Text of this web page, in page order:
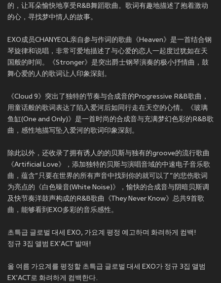
的，让耳朵愉快地享受R&B舞蹈歌曲。歌词有趣地描述了抱着激动
的心，寻找梦中情人的故事。
EXO成员CHANYEOL亲自参与作词的歌曲《Heaven》是一首结合钢
琴旋律和说唱，非常可爱地描述了与心爱的恋人一起度过犹如在天
国般的时间。《Stronger》是突出爵士钢琴演奏的极小抒情曲，鼓
舞心爱的人的歌词让人印象深刻。
《Cloud 9》突出了独特的节奏与合成音的Progressive R&B歌曲，
用童话般的歌词表达了陷入爱河后如同行走在天空的心情。《玻璃
鱼缸(One and Only)》是一首时尚的合成音与充满梦幻色彩的R&B歌
曲，感性地描写坠入爱河的歌词印象深刻。
除此以外，还收录了拥有诱人的的贝斯与独有的groove的流行歌曲
《Artificial Love》，添加独特的贝斯与演唱音域的中速电子音乐歌
曲，蕴含“只要在世界的所有声音中找到你的就可以了”的悲伤歌词
为亮点的《白色噪音(White Noise)》，愉快的合成音与阴暗贝斯调
及快节奏洋鼓声构成的R&B歌曲《They Never Know》总共9首歌
曲，能够看到EXO多彩的音乐感性。
초특급 글로벌 대세 EXO, 가요계 평정 예고하며 화려하게 컴백!
정규 3집 앨범 EX’ACT 발매!
올 여름 가요계를 평정할 초특급 글로벌 대세 EXO가 정규 3집 앨범
EX’ACT로 화려하게 컴백한다.